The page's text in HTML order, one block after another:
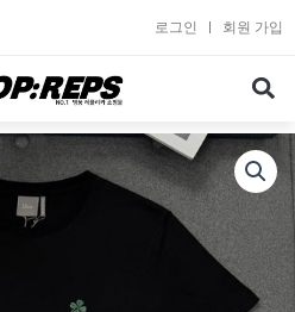
로그인 회원 가입